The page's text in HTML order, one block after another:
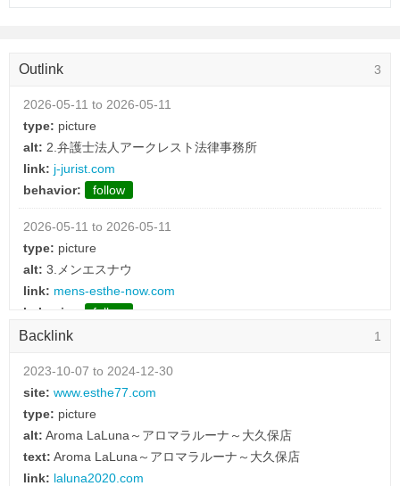
3
Outlink
2026-05-11 to 2026-05-11
type: picture
alt: 2.弁護士法人アークレスト法律事務所
link: j-jurist.com
behavior:
follow
2026-05-11 to 2026-05-11
type: picture
alt: 3.メンエスナウ
link: mens-esthe-now.com
behavior:
follow
type: picture
alt: 7.全国メンズエステ検索ランキング
link:
esthe-ranking.com
behavior:
follow
1
Backlink
2023-10-07 to 2024-12-30
site: www.esthe77.com
type: picture
alt: Aroma LaLuna～アロマラルーナ～大久保店
text: Aroma LaLuna～アロマラルーナ～大久保店
link: laluna2020.com